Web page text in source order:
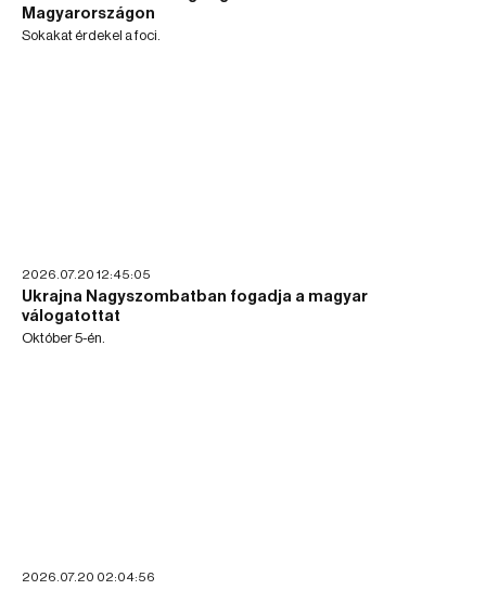
Magyarországon
Sokakat érdekel a foci.
2026.07.20 12:45:05
Ukrajna Nagyszombatban fogadja a magyar
válogatottat
Október 5-én.
2026.07.20 02:04:56